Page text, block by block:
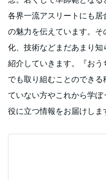
各界一流アスリートにも
の魅力を伝えています。
化、技術などまだあまり
紹介していきます。『お
でも取り組むことのでき
ていない方やこれから学ぼ
役に立つ情報をお届けしま